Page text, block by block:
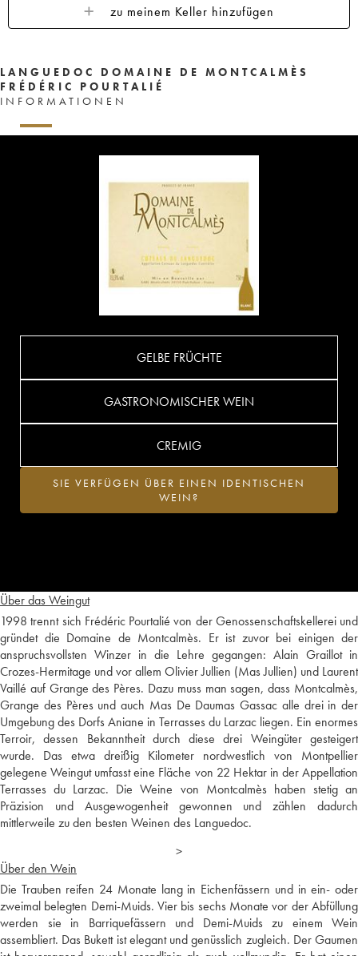
zu meinem Keller hinzufügen
LANGUEDOC DOMAINE DE MONTCALMÈS
FRÉDÉRIC POURTALIÉ
INFORMATIONEN
Über das Weingut
1998 trennt sich Frédéric Pourtalié von der Genossenschaftskellerei und
gründet die Domaine de Montcalmès. Er ist zuvor bei einigen der
anspruchsvollsten Winzer in die Lehre gegangen: Alain Graillot in
Crozes-Hermitage und vor allem Olivier Jullien (Mas Jullien) und Laurent
Vaillé auf Grange des Pères. Dazu muss man sagen, dass Montcalmès,
Grange des Pères und auch Mas De Daumas Gassac alle drei in der
Umgebung des Dorfs Aniane in Terrasses du Larzac liegen. Ein enormes
Terroir, dessen Bekanntheit durch diese drei Weingüter gesteigert
wurde. Das etwa dreißig Kilometer nordwestlich von Montpellier
gelegene Weingut umfasst eine Fläche von 22 Hektar in der Appellation
Terrasses du Larzac. Die Weine von Montcalmès haben stetig an
Präzision und Ausgewogenheit gewonnen und zählen dadurch
mittlerweile zu den besten Weinen des Languedoc.
>
Über den Wein
Die Trauben reifen 24 Monate lang in Eichenfässern und in ein- oder
zweimal belegten Demi-Muids. Vier bis sechs Monate vor der Abfüllung
werden sie in Barriquefässern und Demi-Muids zu einem Wein
assembliert. Das Bukett ist elegant und genüsslich zugleich. Der Gaumen
GELBE FRÜCHTE
GASTRONOMISCHER WEIN
CREMIG
SIE VERFÜGEN ÜBER EINEN IDENTISCHEN
WEIN?